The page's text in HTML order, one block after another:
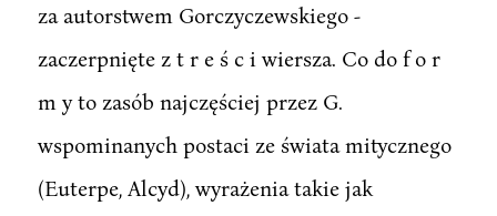
za autorstwem Gorczyczewskiego -
zaczerpnięte z t r e ś c i wiersza. Co do f o r
m y to zasób najczęściej przez G.
wspominanych postaci ze świata mitycznego
(Euterpe, Alcyd), wyrażenia takie jak